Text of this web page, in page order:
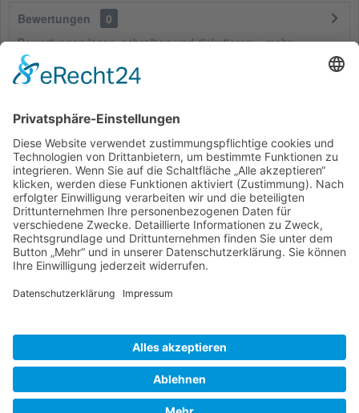
Bewertungen
0
Bewertungen lesen, schreiben und diskutieren...mehr
Kunden haben sich ebenfalls angesehen
Service Hotline
Shop Service
Informationen
* Alle Preise inkl. gesetzl. Mehrwertsteuer zzgl.Versandkostenund ggf.
Nachnahmegebühren, wenn nicht anders beschrieben
Bestellung Downloads
Widerrufsbelehrung Datenschutz
Impressum
Realisiert mit Shopware